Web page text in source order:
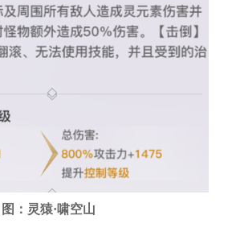
图：灵猿·啸空山